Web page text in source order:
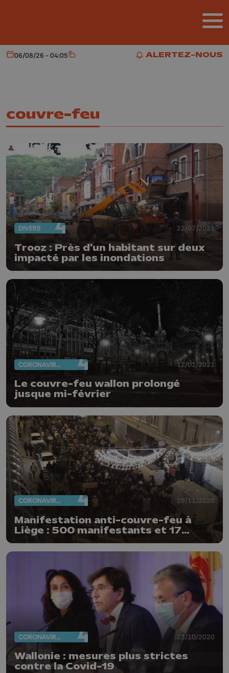
ALERTEZ-NOUS
ALERTEZ-NOUS
Aujourd'hui
06/08/26 - 04:05 Météo
couvre-feu
DIVERS 22/07/2021
Trooz : Près d'un habitant sur deux
impacté par les inondations
CORONAVIRUS 12/01/2021
Le couvre-feu wallon prolongé
jusque mi-février
CORONAVIRUS 29/11/2020
Manifestation anti-couvre-feu à
Liège : 500 manifestants et 17
arrestations
CORONAVIRUS 23/10/2020
Wallonie : mesures plus strictes
contre la Covid-19